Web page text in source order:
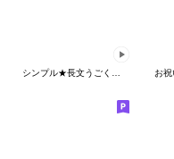
シンプル★長文うごく絵文字